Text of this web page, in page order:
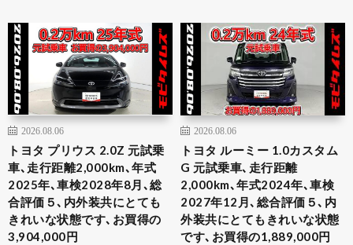
2026.08.06
トヨタ プリウス 2.0Z 元試乗
車､走行距離2,000km､年式
2025年､車検2028年8月､総
合評価５､内外装共にとても
きれいな状態です､お買得の
3,904,000円
2026.08.06
トヨタ ルーミー 1.0カスタム
G 元試乗車､走行距離
2,000km､年式2024年､車検
2027年12月､総合評価５､内
外装共にとてもきれいな状態
です､お買得の1,889,000円